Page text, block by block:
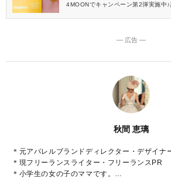
4MOONでキャンペーン第2弾実施中♪
― 広告 ―
秋間 恵璃
＊元アパレルブランドディレクター・デザイナ
＊現フリーランスライター・フリーランスPR
＊小学生の女の子のママです。